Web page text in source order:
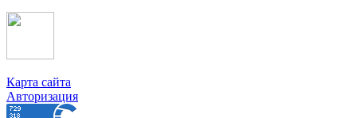
Карта сайта
Авторизация